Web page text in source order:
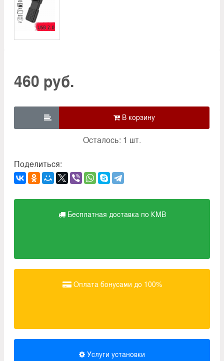
460 руб.

Осталось: 1 шт.
Поделиться:
Бесплатная доставка по КМВ
Оплата бонусами до 100%
Услуги установки